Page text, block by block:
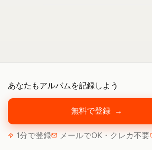
あなたもアルバムを記録しよう
無料で登録 →
1分で登録 メールでOK・クレカ不要